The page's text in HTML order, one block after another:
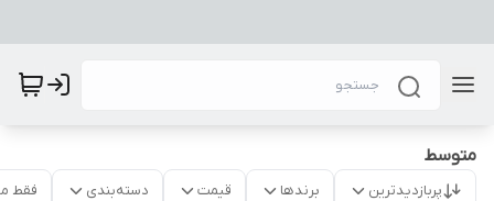
متوسط
پربازدیدترین برندها قیمت دسته‌بندی فقط